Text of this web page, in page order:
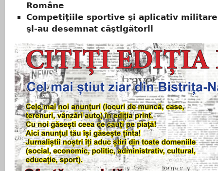
Române
Competiţiile sportive şi aplicativ
şi-au desemnat câştigătorii